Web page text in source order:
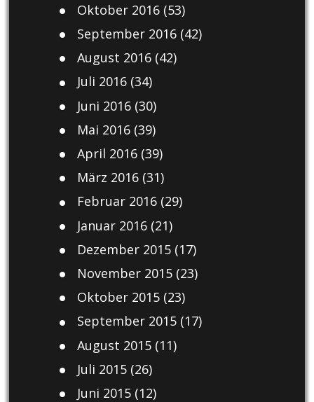
Oktober 2016(53)
September 2016(42)
August 2016(42)
Juli 2016(34)
Juni 2016(30)
Mai 2016(39)
April 2016(39)
März 2016(31)
Februar 2016(29)
Januar 2016(21)
Dezember 2015(17)
November 2015(23)
Oktober 2015(23)
September 2015(17)
August 2015(11)
Juli 2015(26)
Juni 2015(12)